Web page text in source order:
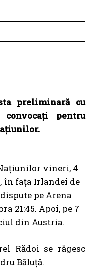
preliminară cu
pentru
vineri, 4
în fața Irlandei de
pe Arena
21:45. Apoi, pe 7
din Austria.
Rădoi se răgesc
Băluță.